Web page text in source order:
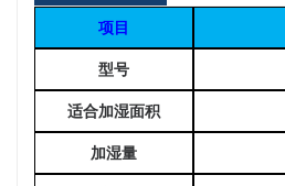
项目
型号
适合加湿面积
加湿量